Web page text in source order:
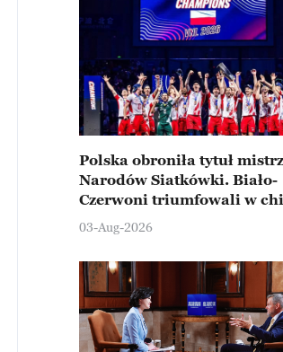
Polska obroniła tytuł
Narodów Siatkówki. Biało-
Czerwoni triumfowali w
Ningbo
03-Aug-2026